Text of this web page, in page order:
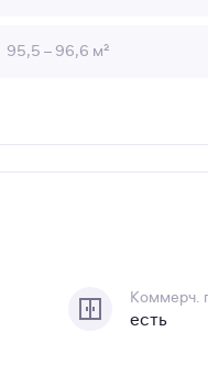
95,5 – 96,6 м²
Коммерч.
есть